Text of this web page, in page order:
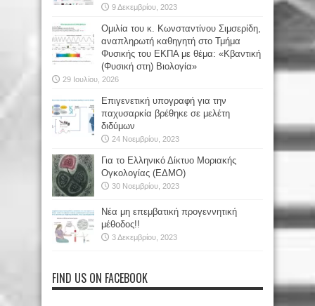
9 Δεκεμβρίου, 2023
Oμιλία του κ. Κωνσταντίνου Σιμσερίδη,
αναπληρωτή καθηγητή στο Τμήμα
Φυσικής του ΕΚΠΑ με θέμα: «Κβαντική
(Φυσική στη) Βιολογία»
29 Ιουλίου, 2026
Επιγενετική υπογραφή για την
παχυσαρκία βρέθηκε σε μελέτη
διδύμων
24 Νοεμβρίου, 2023
Για το Ελληνικό Δίκτυο Μοριακής
Ογκολογίας (ΕΔΜΟ)
30 Νοεμβρίου, 2023
Νέα μη επεμβατική προγεννητική
μέθοδος!!
3 Δεκεμβρίου, 2023
FIND US ON FACEBOOK